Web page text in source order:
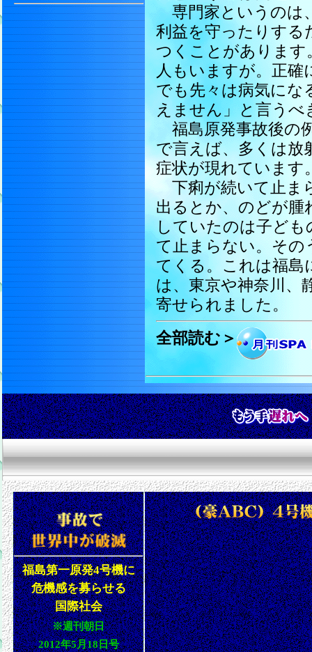
専門家というのは
利益を守ったりする
つくことがありま
人もいますが。正確
でも先々は病気にな
えません」と言うべ
福島原発事故後の
で言えば、多くは放
症状が現れています
下痢が続いて止ま
出るとか、のどが腫
していたのは子ども
て止まらない。その
てくる。これは福島
は、東京や神奈川、
寄せられました。
全部読む＞
福島第一原発4号機に
危機感を募らせる
国際社会
※週刊朝日
2012年5月18日号